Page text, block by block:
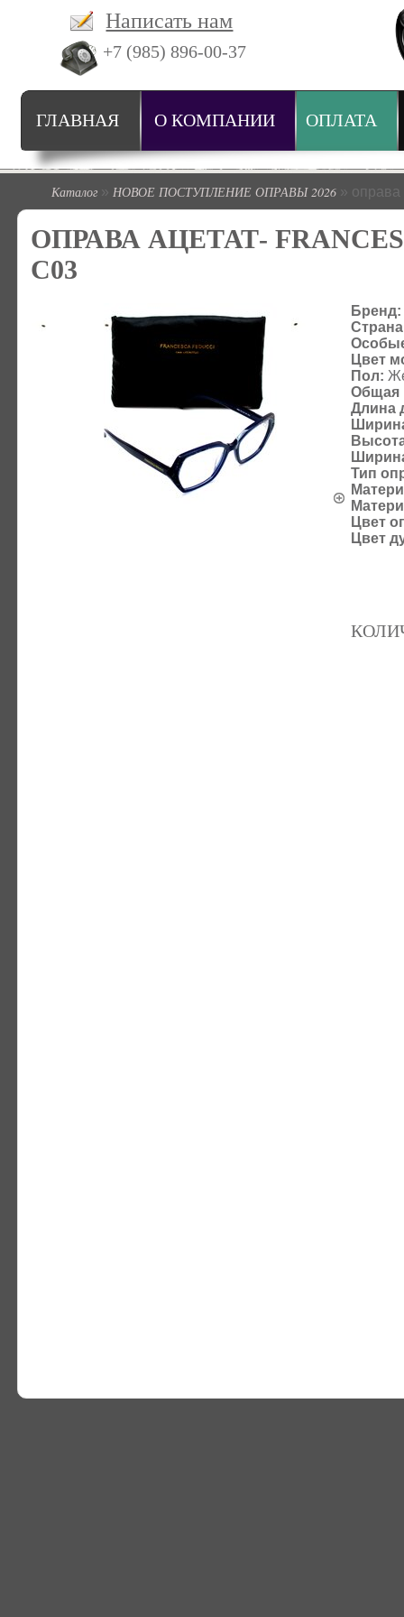
Написать нам
+7 (985) 896-00-37
ГЛАВНАЯ О КОМПАНИИ ОПЛАТА
Каталог » НОВОЕ ПОСТУПЛЕНИЕ ОПРАВЫ 2026 »
ОПРАВА АЦЕТАТ-
C03
Бренд:
Цвет
Пол:
Общая
Длина
Тип
Цвет
Цвет